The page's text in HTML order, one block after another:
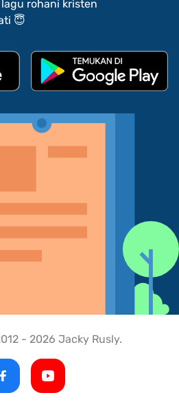
rohani kristen
😇
- 2026 Jacky Rusly.